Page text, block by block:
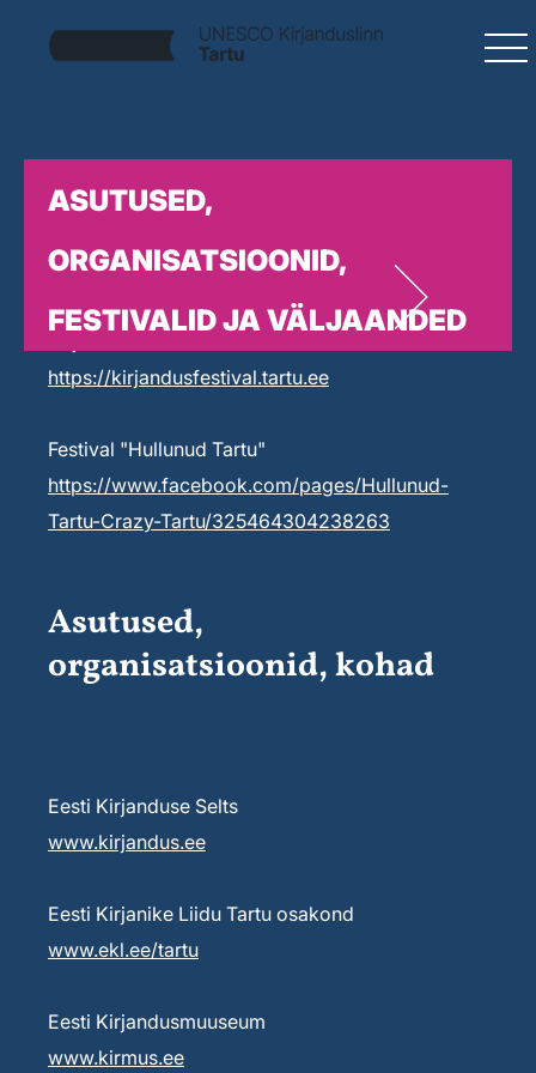
ASUTUSED,
ORGANISATSIOONID,
FESTIVALID JA VÄLJAANDED
https://kirjandusfestival.tartu.ee
Festival "Hullunud Tartu"
https://www.facebook.com/pages/Hullunud-
Tartu-Crazy-Tartu/325464304238263
Asutused,
organisatsioonid, kohad
Eesti Kirjanduse Selts
www.kirjandus.ee
Eesti Kirjanike Liidu Tartu osakond
www.ekl.ee/tartu
Eesti Kirjandusmuuseum
www.kirmus.ee